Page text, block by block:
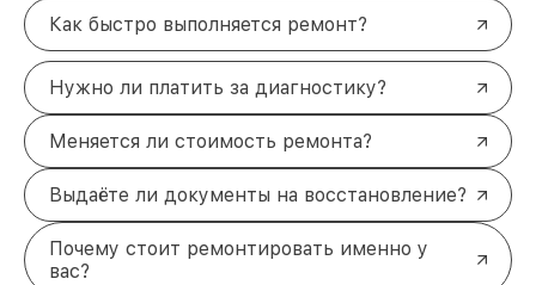
Как быстро выполняется ремонт?
Нужно ли платить за диагностику?
Меняется ли стоимость ремонта?
Выдаёте ли документы на восстановление?
Почему стоит ремонтировать именно у
вас?